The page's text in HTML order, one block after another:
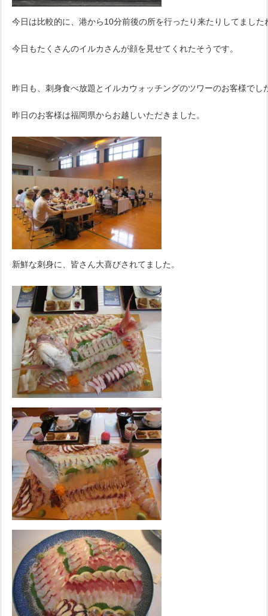
今日は比較的に、港から10分前後の所を行ったり来たりしてました
今日もたくさんのイルカさんが顔を見せてくれたそうです。
昨日も、刺身食べ放題とイルカウォッチングのツワーのお客様でし
昨日のお客様は福岡県からお越しいただきました。
新鮮な刺身に、皆さん大喜びされてました。